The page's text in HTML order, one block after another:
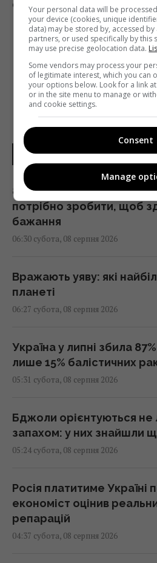
СТБ ЗАПУСКАЄ ПОВТОР
«СУСПІЛЬНЕ»
НОВИНИ УКРАЇНИ І СВІТУ
8 серпня: церковне
потрібно зробити, щоб
бажання
06:30 субота, 08 серпня 2026
Вражають уяву: які
планеті
06:27 субота, 08 серпня 2026
Україна у липні збила
лише 15% балістичних
05:31 субота, 08 серпня 2026
Бджоли орієнтуються не
запахом: у них знайшли
05:24 субота, 08 серпня 2026
Росія платитиме Україні
економіст оцінив
репарацій
04:37 субота, 08 серпня 2026
Your personal data will be
your device (cookies, unique
data) may be stored by, accessed
partners, or used specifically by this
may use precise geolocation data.
Some vendors may process your
of legitimate interest, which you can
your options below. Look for a link
or in the site menu to manage or
and cookie settings.
Consent
Manage